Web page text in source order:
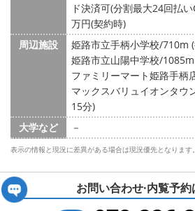
ド決済可(分割最大24回払
万円(契約時)
周辺施設
姫路市立手柄小学校/710m
姫路市立山陽中学校/
ファミリーマート姫路手柄
マックスバリュイオンタウ
15分)
大学など
－
表示の情報と現況に差異がある場合は現況優先となります。
お問い合わせ·内覧予約